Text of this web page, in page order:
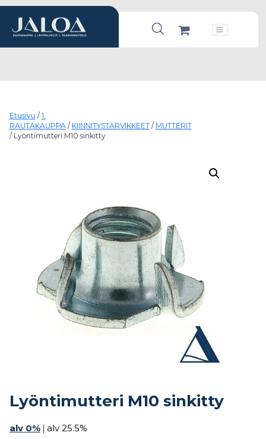
Products search
Päävalikko
Etusivu / 1.
RAUTAKAUPPA/ KIINNITYSTARVIKKEET/ MUTTERIT
/ Lyöntimutteri M10 sinkitty
Lyöntimutteri M10 sinkitty
alv 0% | alv 25.5%